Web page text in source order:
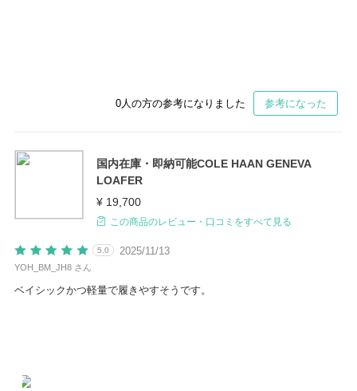
0 人の方の参考になりました 参考になった
国内在庫・即納可能COLE HAAN GENEVA
LOAFER
¥ 19,700
この商品のレビュー・口コミをすべて見る
2025/11/13
5.0
YOH_BM_JH8 さん
ベイシックかつ軽量で履きやすそうです。